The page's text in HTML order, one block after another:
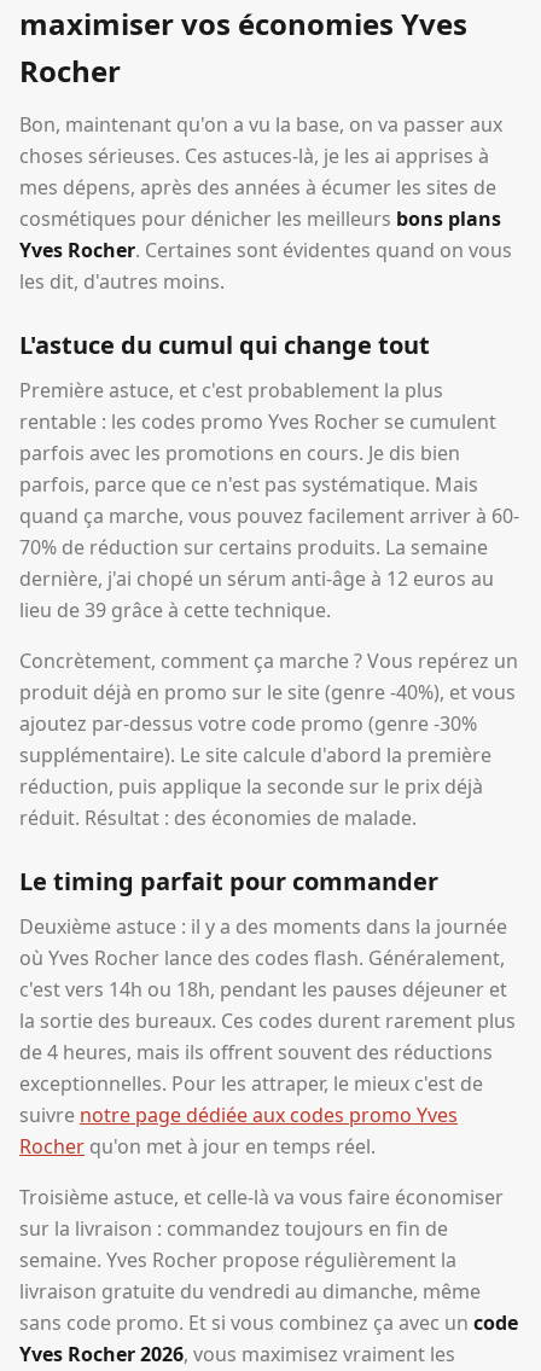
maximiser vos économies Yves
Rocher
Bon, maintenant qu'on a vu la base, on va passer aux
choses sérieuses. Ces astuces-là, je les ai apprises à
mes dépens, après des années à écumer les sites de
cosmétiques pour dénicher les meilleurs bons plans
Yves Rocher. Certaines sont évidentes quand on vous
les dit, d'autres moins.
L'astuce du cumul qui change tout
Première astuce, et c'est probablement la plus
rentable : les codes promo Yves Rocher se cumulent
parfois avec les promotions en cours. Je dis bien
parfois, parce que ce n'est pas systématique. Mais
quand ça marche, vous pouvez facilement arriver à 60-
70% de réduction sur certains produits. La semaine
dernière, j'ai chopé un sérum anti-âge à 12 euros au
lieu de 39 grâce à cette technique.
Concrètement, comment ça marche ? Vous repérez un
produit déjà en promo sur le site (genre -40%), et vous
ajoutez par-dessus votre code promo (genre -30%
supplémentaire). Le site calcule d'abord la première
réduction, puis applique la seconde sur le prix déjà
réduit. Résultat : des économies de malade.
Le timing parfait pour commander
Deuxième astuce : il y a des moments dans la journée
où Yves Rocher lance des codes flash. Généralement,
c'est vers 14h ou 18h, pendant les pauses déjeuner et
la sortie des bureaux. Ces codes durent rarement plus
de 4 heures, mais ils offrent souvent des réductions
exceptionnelles. Pour les attraper, le mieux c'est de
suivre notre page dédiée aux codes promo Yves
Rocher qu'on met à jour en temps réel.
Troisième astuce, et celle-là va vous faire économiser
sur la livraison : commandez toujours en fin de
semaine. Yves Rocher propose régulièrement la
livraison gratuite du vendredi au dimanche, même
sans code promo. Et si vous combinez ça avec un code
Yves Rocher 2026, vous maximisez vraiment les